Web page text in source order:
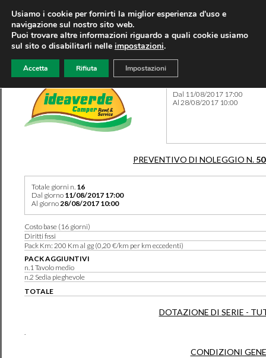
Dal 11/08/2017 17:00
Al 28/08/2017 10:00
PREVENTIVO DI NOLEGGIO N.
Totale giorni n. 16
Dal giorno 11/08/2017 17:00
Al giorno28/08/2017 10:00
Costo base (16 giorni)
Diritti fissi
Pack Km: 200 Km al gg (0,20 €/km per km eccedenti)
PACK AGGIUNTIVI
n.1 Tavolo medio
n.2 Sedia pieghevole
TOTALE
DOTAZIONE DI SERIE -
CONDIZIONI
Usiamo i cookie per fornirti la miglior esperienza d'uso e
navigazione sul nostro sito web.
Puoi trovare altre informazioni riguardo a quali cookie usiamo
sul sito o disabilitarli nelle impostazioni.
Accetta Rifiuta Impostazioni